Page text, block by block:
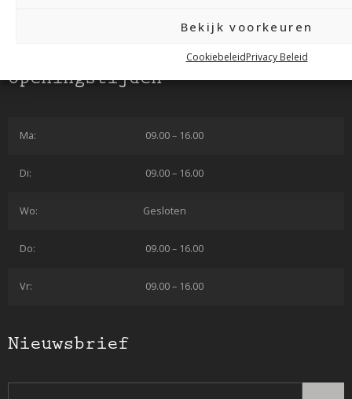
Bekijk voorkeuren
CookiebeleidPrivacy Beleid
Openingstijden
Ma: 09.00 – 16.00
Di: 09.00 – 16.00
Wo: Gesloten
Do: 09.00 – 16.00
Vr: 09.00 – 16.00
Nieuwsbrief